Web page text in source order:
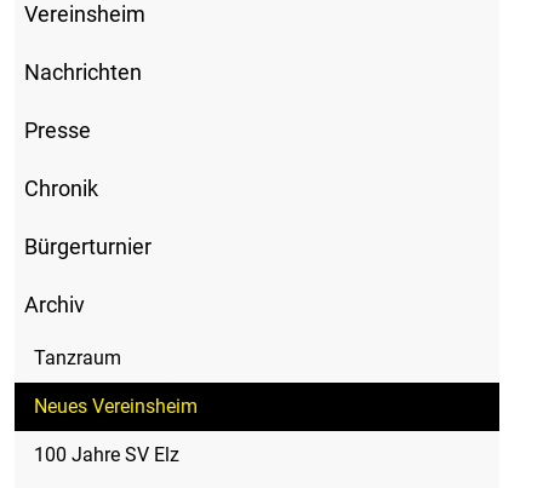
Vereinsheim
Nachrichten
Presse
Chronik
Bürgerturnier
Archiv
Tanzraum
Neues Vereinsheim
100 Jahre SV Elz